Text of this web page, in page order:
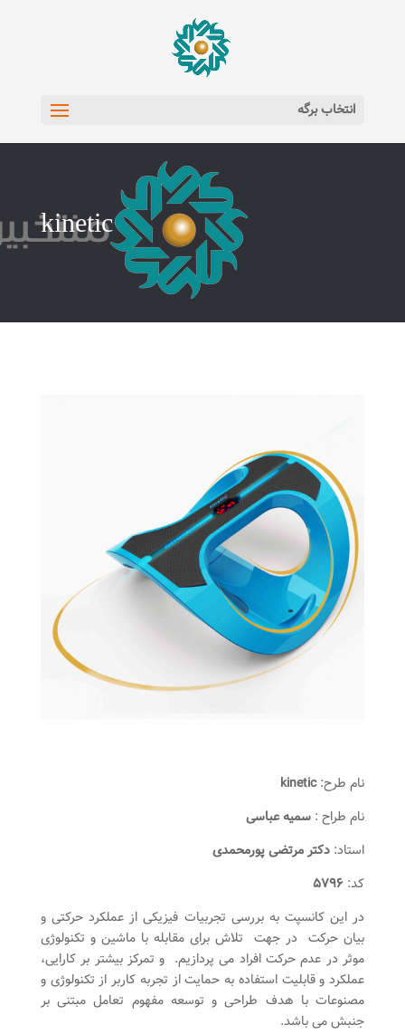
انتخاب برگه
kinetic
نام طرح:kinetic
نام طراح : سمیه عباسی
استاد: دکتر مرتضی پورمحمدی
کد: ۵۷۹۶
در این کانسپت به بررسی تجربیات فیزیکی از عملکرد حرکتی و
بیان حرکت در جهت تلاش برای مقابله با ماشین و تکنولوژی
موثر در عدم حرکت افراد می پردازیم. و تمرکز بیشتر بر کارایی،
عملکرد و قابلیت استفاده به حمایت از تجربه کاربر از تکنولوژی و
مصنوعات با هدف طراحی و توسعه مفهوم تعامل مبتنی بر
جنبش می باشد.